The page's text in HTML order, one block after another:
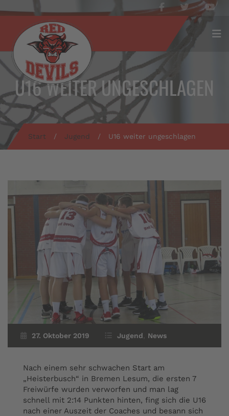
U16 WEITER UNGESCHLAGEN
Start / Jugend / U16 weiter ungeschlagen
27. Oktober 2019 Jugend News
Nach einem sehr schwachen Start am
„Heisterbusch“ in Bremen Lesum, die ersten 7
Freiwürfe wurden verworfen und man lag
schnell mit 2:14 Punkten hinten, fing sich die U16
nach einer Auszeit der Coaches und besann sich